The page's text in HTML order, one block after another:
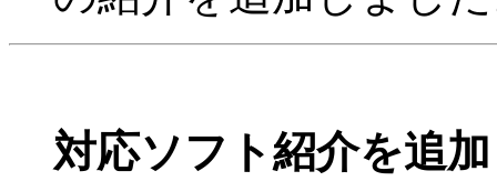
対応ソフト紹介を追加